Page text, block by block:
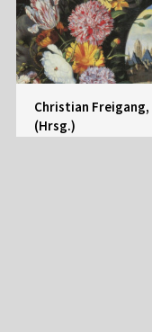
Christian Freigang,
(Hrsg.)